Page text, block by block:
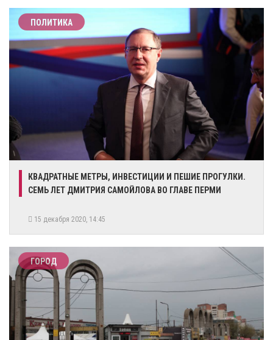
ПОЛИТИКА
КВАДРАТНЫЕ МЕТРЫ, ИНВЕСТИЦИИ И ПЕШИЕ ПРОГУЛКИ.
СЕМЬ ЛЕТ ДМИТРИЯ САМОЙЛОВА ВО ГЛАВЕ ПЕРМИ
15 декабря 2020, 14:45
ГОРОД